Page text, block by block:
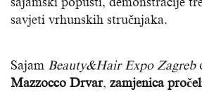
savjeti vrhunskih stručnjaka.
Sajam Beauty&Hair Expo Zagreb
Mazzocco Drvar, zamjenica